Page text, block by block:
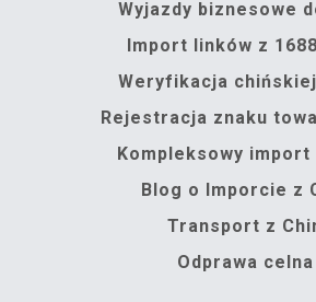
Wyjazdy biznesowe
Import linków z
Weryfikacja
Rejestracja znaku
Kompleksowy import
Blog o Imporcie z
Transport z
Odprawa celna